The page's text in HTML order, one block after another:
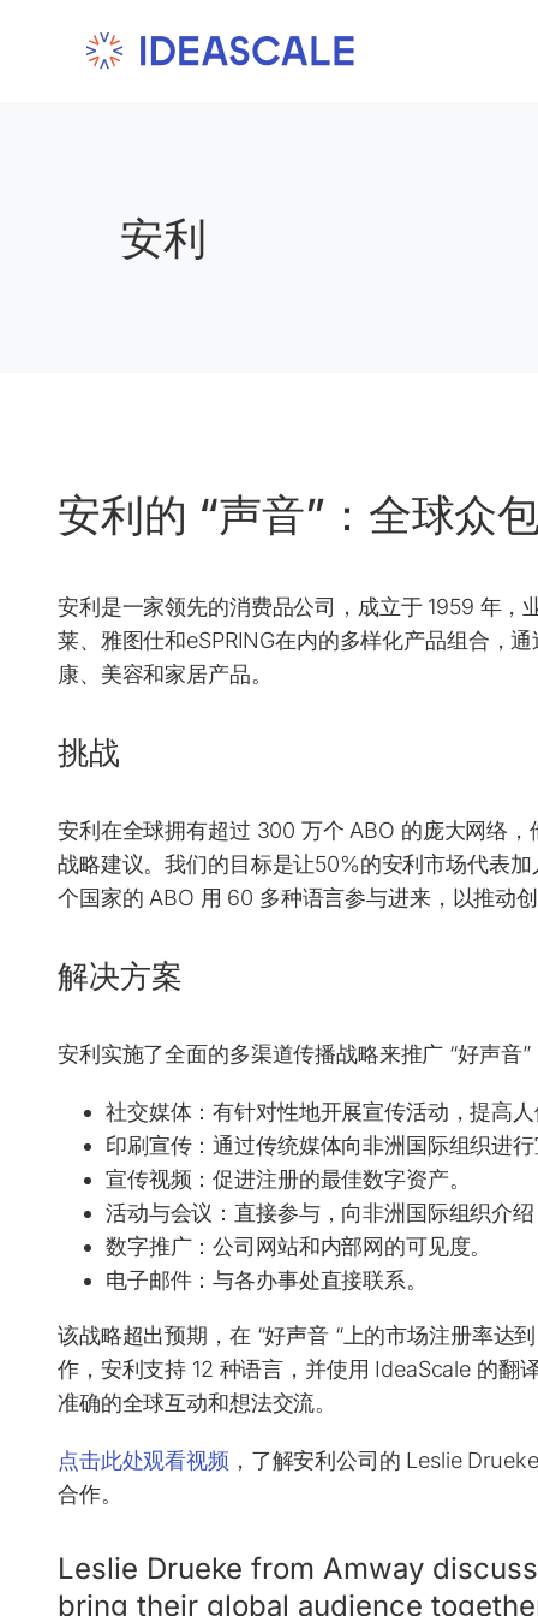
安利
安利的 “声音”：全球众
安利是一家领先的消费品公司，成立于 1959 年，
莱、雅图仕和eSPRING在内的多样化产品组合，
康、美容和家居产品。
挑战
安利在全球拥有超过 300 万个 ABO 的庞大网络
战略建议。我们的目标是让50%的安利市场代表
个国家的 ABO 用 60 多种语言参与进来，以推动创
解决方案
安利实施了全面的多渠道传播战略来推广 “好声音”
社交媒体：有针对性地开展宣传活动，提高人
印刷宣传：通过传统媒体向非洲国际组织进行
宣传视频：促进注册的最佳数字资产。
活动与会议： 直接参与，向非洲国际组织介绍
数字推广：公司网站和内部网的可见度。
电子邮件：与各办事处直接联系。
该战略超出预期，在 “好声音 “上的市场注册率达
作，安利支持 12 种语言，并使用 IdeaScale 的翻
准确的全球互动和想法交流。
点击此处观看视频 ，了解安利公司的 Leslie
合作。
Leslie Drueke from Amway
bring their global audience